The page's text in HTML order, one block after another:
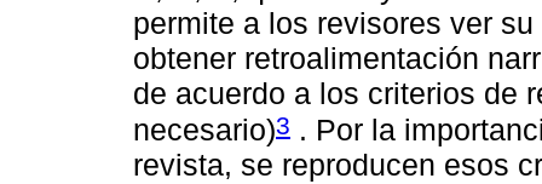
permite a los revisores ver
obtener retroalimentación
de acuerdo a los criterios de
necesario)3 . Por la
revista, se reproducen esos